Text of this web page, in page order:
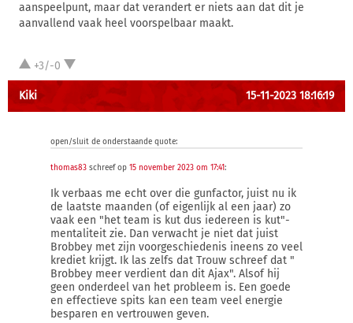
aanspeelpunt, maar dat verandert er niets aan dat dit je
aanvallend vaak heel voorspelbaar maakt.
+3/-0
Kiki 15-11-2023 18:16:19
open/sluit de onderstaande quote:
thomas83 schreef op 15 november 2023 om 17:41:
Ik verbaas me echt over die gunfactor, juist nu ik
de laatste maanden (of eigenlijk al een jaar) zo
vaak een "het team is kut dus iedereen is kut"-
mentaliteit zie. Dan verwacht je niet dat juist
Brobbey met zijn voorgeschiedenis ineens zo veel
krediet krijgt. Ik las zelfs dat Trouw schreef dat "
Brobbey meer verdient dan dit Ajax". Alsof hij
geen onderdeel van het probleem is. Een goede
en effectieve spits kan een team veel energie
besparen en vertrouwen geven.